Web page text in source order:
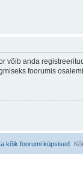
võib anda
foorumis
kõik foorumi küpsised